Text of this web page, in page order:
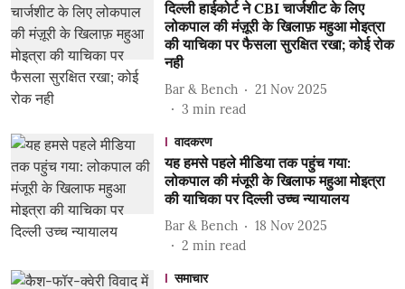
दिल्ली हाईकोर्ट ने CBI चार्जशीट के लिए
लोकपाल की मंज़ूरी के खिलाफ़ महुआ मोइत्रा
की याचिका पर फैसला सुरक्षित रखा; कोई रोक
नही
Bar & Bench
21 Nov 2025
3 min read
वादकरण
यह हमसे पहले मीडिया तक पहुंच गया:
लोकपाल की मंजूरी के खिलाफ महुआ मोइत्रा
की याचिका पर दिल्ली उच्च न्यायालय
Bar & Bench
18 Nov 2025
2 min read
समाचार